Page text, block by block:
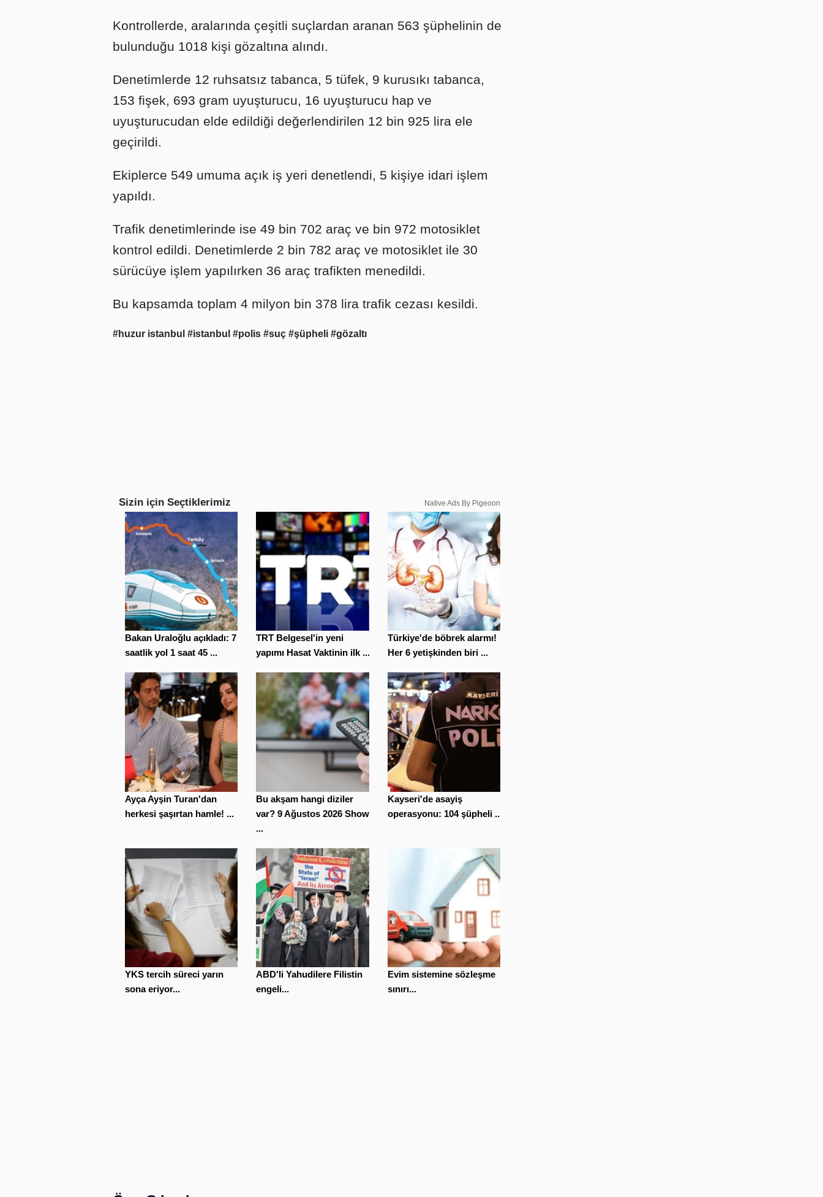
Kontrollerde, aralarında çeşitli suçlardan aranan 563 şüphelinin de
bulunduğu 1018 kişi gözaltına alındı.
Denetimlerde 12 ruhsatsız tabanca, 5 tüfek, 9 kurusıkı tabanca,
153 fişek, 693 gram uyuşturucu, 16 uyuşturucu hap ve
uyuşturucudan elde edildiği değerlendirilen 12 bin 925 lira ele
geçirildi.
Ekiplerce 549 umuma açık iş yeri denetlendi, 5 kişiye idari işlem
yapıldı.
Trafik denetimlerinde ise 49 bin 702 araç ve bin 972 motosiklet
kontrol edildi. Denetimlerde 2 bin 782 araç ve motosiklet ile 30
sürücüye işlem yapılırken 36 araç trafikten menedildi.
Bu kapsamda toplam 4 milyon bin 378 lira trafik cezası kesildi.
#huzur istanbul #istanbul #polis #suç #şüpheli #gözaltı
Sizin için Seçtiklerimiz Native Ads By Pigeoon
Bakan Uraloğlu açıkladı: 7
saatlik yol 1 saat 45 ...
TRT Belgesel'in yeni
yapımı Hasat Vaktinin ilk ...
Türkiye'de böbrek alarmı!
Her 6 yetişkinden biri ...
Ayça Ayşin Turan'dan
herkesi şaşırtan hamle! ...
Bu akşam hangi diziler
var? 9 Ağustos 2026 Show
...
Kayseri'de asayiş
operasyonu: 104 şüpheli ...
YKS tercih süreci yarın
sona eriyor...
ABD'li Yahudilere Filistin
engeli...
Evim sistemine sözleşme
sınırı...